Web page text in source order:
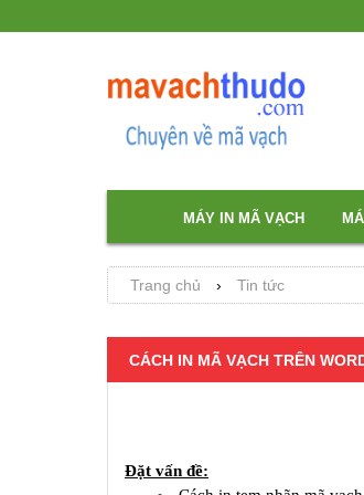
MÁY IN MÃ VẠCH
Trang chủ › Tin tức
CÁCH IN MÃ VẠCH TRÊN
Đặt vấn đề: